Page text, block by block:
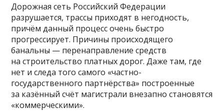
Дорожная сеть Российский Федерации
разрушается, трассы приходят в негодность,
причём данный процесс очень быстро
прогрессирует. Причины происходящего
банальны — перенаправление средств
на строительство платных дорог. Даже там, где
нет и следа того самого «частно-
государственного партнёрства» построенные
за казённый счёт магистрали внезапно становятся
«коммерческими».